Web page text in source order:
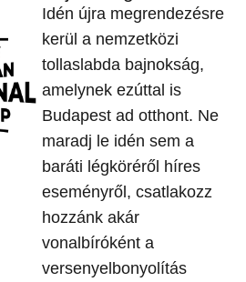
Idén újra megrendezésre
kerül a nemzetközi
tollaslabda bajnokság,
amelynek ezúttal is
Budapest ad otthont. Ne
maradj le idén sem a
baráti légköréről híres
eseményről, csatlakozz
hozzánk akár
vonalbíróként a
versenyelbonyolítás